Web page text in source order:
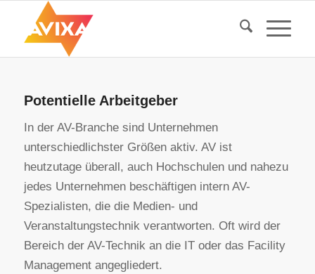
Potentielle Arbeitgeber
In der AV-Branche sind Unternehmen
unterschiedlichster Größen aktiv. AV ist
heutzutage überall, auch Hochschulen und nahezu
jedes Unternehmen beschäftigen intern AV-
Spezialisten, die die Medien- und
Veranstaltungstechnik verantworten. Oft wird der
Bereich der AV-Technik an die IT oder das Facility
Management angegliedert.